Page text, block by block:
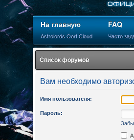
На главную
Astrolords Oort Cloud
FAQ
Часто
Список форумов
Вам необходимо
Имя пользователя:
Пароль: